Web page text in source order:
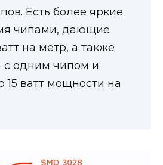
Есть более яркие
чипами, дающие
на метр, а также
с одним чипом и
ватт мощности на